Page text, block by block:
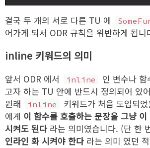
결국 두 개의 서로 다른 TU 에
어가게 되서 ODR 규칙을 위반하게 됩니
inline 키워드의 의미
앞서 ODR 에서 inline
인 변수나
고자 하는 TU 안에 반드시 정의되어 있
원래
inline
키워드가 처음 도입되
에게 이 함수를 호출하는 문장을 그냥
시켜도 된다 라는 의미였습니다. (단 한
인라인 화 시켜야 한다 라는 의미 였던